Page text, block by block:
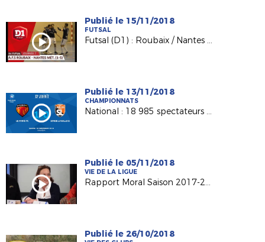
Publié le 15/11/2018
FUTSAL
Futsal (D1) : Roubaix / Nantes Métropole, le résumé (1-5)
Publié le 13/11/2018
CHAMPIONNATS
National : 18 985 spectateurs au MMArena
Publié le 05/11/2018
VIE DE LA LIGUE
Rapport Moral Saison 2017-2018
Publié le 26/10/2018